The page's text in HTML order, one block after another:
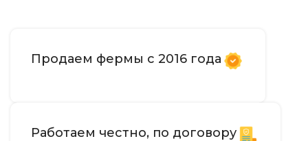
Продаем фермы с 2016 года
Работаем честно, по договору